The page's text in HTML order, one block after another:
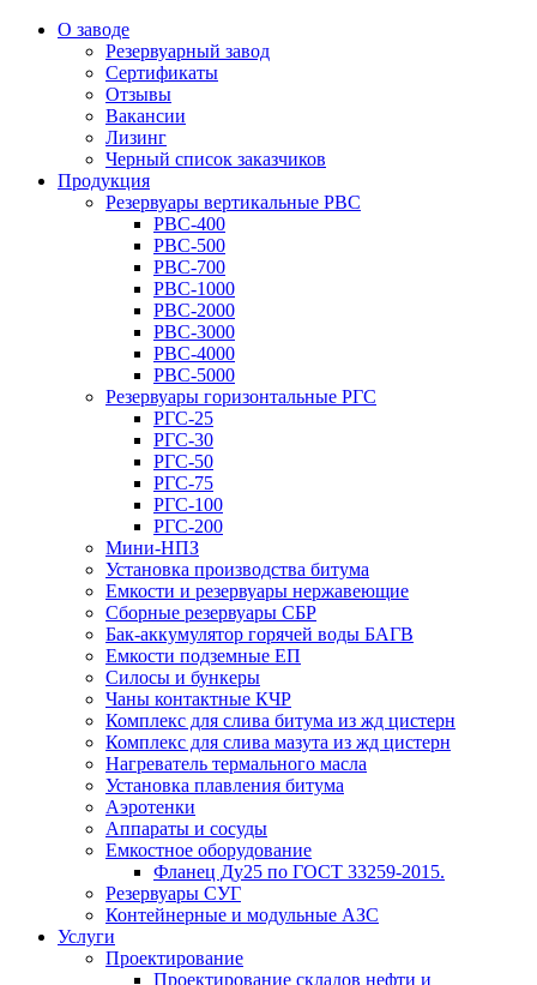
О заводе
Резервуарный завод
Сертификаты
Отзывы
Вакансии
Лизинг
Черный список заказчиков
Продукция
Резервуары вертикальные РВС
РВС-400
РВС-500
РВС-700
РВС-1000
РВС-2000
РВС-3000
РВС-4000
РВС-5000
Резервуары горизонтальные РГС
РГС-25
РГС-30
РГС-50
РГС-75
РГС-100
РГС-200
Мини-НПЗ
Установка производства битума
Емкости и резервуары нержавеющие
Сборные резервуары СБР
Бак-аккумулятор горячей воды БАГВ
Емкости подземные ЕП
Силосы и бункеры
Чаны контактные КЧР
Комплекс для слива битума из жд цистерн
Комплекс для слива мазута из жд цистерн
Нагреватель термального масла
Установка плавления битума
Аэротенки
Аппараты и сосуды
Емкостное оборудование
Фланец Ду25 по ГОСТ 33259-2015.
Резервуары СУГ
Контейнерные и модульные АЗС
Услуги
Проектирование
Проектирование складов нефти и